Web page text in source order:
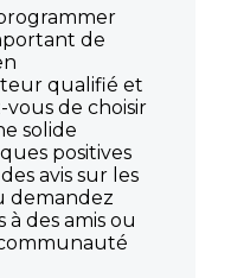
de
qualifié et
de choisir
solide
positives
avis sur les
demandez
des amis ou